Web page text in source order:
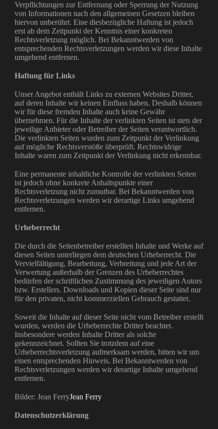
Verpflichtungen zur Entfernung oder Sperrung der Nutzung
von Informationen nach den allgemeinen Gesetzen bleiben
hiervon unberührt. Eine diesbezügliche Haftung ist jedoch
erst ab dem Zeitpunkt der Kenntnis einer konkreten
Rechtsverletzung möglich. Bei Bekanntwerden von
entsprechenden Rechtsverletzungen werden wir diese Inhalte
umgehend entfernen.
Haftung für Links
Unser Angebot enthält Links zu externen Websites Dritter,
auf deren Inhalte wir keinen Einfluss haben. Deshalb können
wir für diese fremden Inhalte auch keine Gewähr
übernehmen. Für die Inhalte der verlinkten Seiten ist stets der
jeweilige Anbieter oder Betreiber der Seiten verantwortlich.
Die verlinkten Seiten wurden zum Zeitpunkt der Verlinkung
auf mögliche Rechtsverstöße überprüft. Rechtswidrige
Inhalte waren zum Zeitpunkt der Verlinkung nicht erkennbar.
Eine permanente inhaltliche Kontrolle der verlinkten Seiten
ist jedoch ohne konkrete Anhaltspunkte einer
Rechtsverletzung nicht zumutbar. Bei Bekanntwerden von
Rechtsverletzungen werden wir derartige Links umgehend
entfernen.
Urheberrecht
Die durch die Seitenbetreiber erstellten Inhalte und Werke auf
diesen Seiten unterliegen dem deutschen Urheberrecht. Die
Vervielfältigung, Bearbeitung, Verbreitung und jede Art der
Verwertung außerhalb der Grenzen des Urheberrechtes
bedürfen der schriftlichen Zustimmung des jeweiligen Autors
bzw. Erstellers. Downloads und Kopien dieser Seite sind nur
für den privaten, nicht kommerziellen Gebrauch gestattet.
Soweit die Inhalte auf dieser Seite nicht vom Betreiber erstellt
wurden, werden die Urheberrechte Dritter beachtet.
Insbesondere werden Inhalte Dritter als solche
gekennzeichnet. Sollten Sie trotzdem auf eine
Urheberrechtsverletzung aufmerksam werden, bitten wir um
einen entsprechenden Hinweis. Bei Bekanntwerden von
Rechtsverletzungen werden wir derartige Inhalte umgehend
entfernen.
Bilder: Jean FerryJean Ferry
Datenschutzerklärung